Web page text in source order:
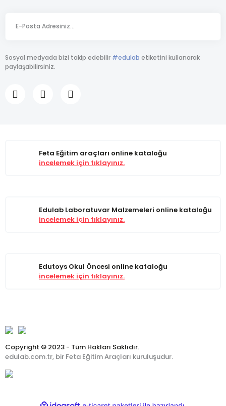
Sosyal medyada bizi takip edebilir #edulab etiketini kullanarak
paylaşabilirsiniz.
Feta Eğitim araçları online kataloğu
incelemek için tıklayınız.
Edulab Laboratuvar Malzemeleri online kataloğu
incelemek için tıklayınız.
Edutoys Okul Öncesi online kataloğu
incelemek için tıklayınız.
Copyright © 2023 - Tüm Hakları Saklıdır.
edulab.com.tr, bir Feta Eğitim Araçları kuruluşudur.